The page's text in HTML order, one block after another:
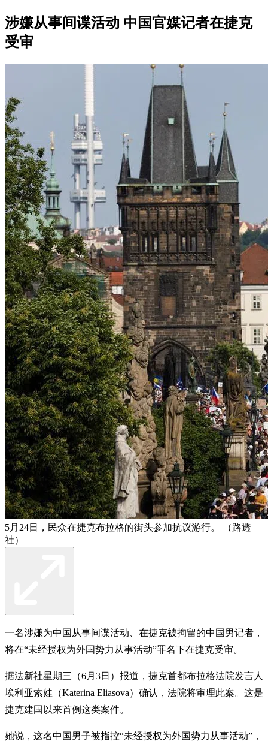
涉嫌从事间谍活动 中国官媒记者在捷克
受审
5月24日，民众在捷克布拉格的街头参加抗议游行。 （路透
社）
一名涉嫌为中国从事间谍活动、在捷克被拘留的中国男记者，
将在“未经授权为外国势力从事活动”罪名下在捷克受审。
据法新社星期三（6月3日）报道，捷克首都布拉格法院发言人
埃利亚索娃（Katerina Eliasova）确认，法院将审理此案。这是
捷克建国以来首例这类案件。
她说，这名中国男子被指控“未经授权为外国势力从事活动”，